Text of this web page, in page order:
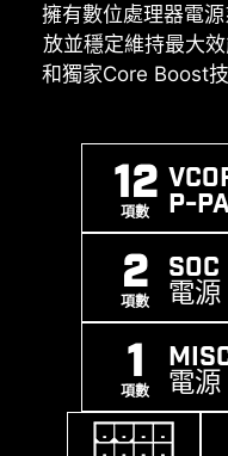
擁有數位處理器電
放並穩定維持最大
和獨家Core Boost
12
項數 P-
2
項數
SOC
電源
1
項數 電源
最新的 DDR5 記憶
! 結合獨家 SMT焊
術，Z890 GAMING
EXPO / A-
XMP
SUPPORT
瞬態電壓抑制器
裝置。微星所有主
高時，TVS從高阻
電壓轉移到地上，